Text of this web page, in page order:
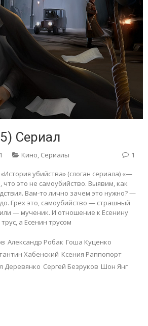
Сериал
Кино, Сериалы 1
убийства» (слоган сериала) «—
это не самоубийство. Выявим, как
Вам-то лично зачем это нужно? —
Грех это, самоубийство — страшный
— мученик. И отношение к Есенину
а Есенин трусом
Александр Робак Гоша Куценко
Хабенский Ксения Раппопорт
Деревянко Сергей Безруков Шон Янг